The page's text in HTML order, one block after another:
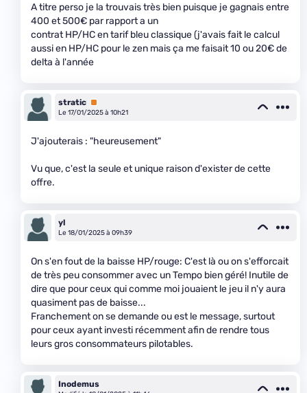
A titre perso je la trouvais très bien puisque je gagnais entre
400 et 500€ par rapport a un
contrat HP/HC en tarif bleu classique (j'avais fait le calcul
aussi en HP/HC pour le zen mais ça me faisait 10 ou 20€ de
delta à l'année
stratic Premium
Le 17/01/2025 à 10h21
J'ajouterais : "heureusement"
Vu que, c'est la seule et unique raison d'exister de cette
offre.
yl
Le 18/01/2025 à 09h39
On s'en fout de la baisse HP/rouge: C'est là ou on s'efforcait
de très peu consommer avec un Tempo bien géré! Inutile de
dire que pour ceux qui comme moi jouaient le jeu il n'y aura
quasiment pas de baisse...
Franchement on se demande ou est le message, surtout
pour ceux ayant investi récemment afin de rendre tous
leurs gros consommateurs pilotables.
Inodemus